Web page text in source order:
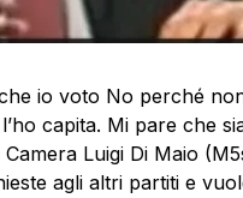
io voto No perché
capita. Mi pare che
Luigi Di Maio
agli altri partiti e